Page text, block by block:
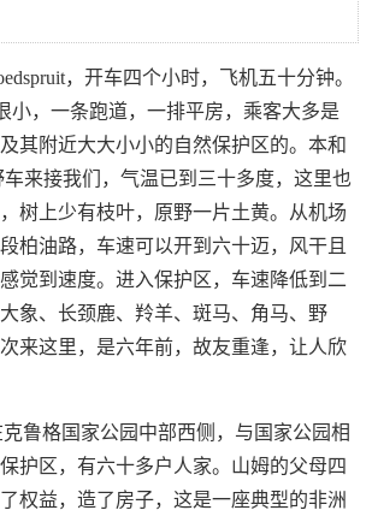
，开车四个小时，飞机五十分钟。
小，一条跑道，一排平房，乘客大多是
其附近大大小小的自然保护区的。本和
来接我们，气温已到三十多度，这里也
树上少有枝叶，原野一片土黄。从机场
柏油路，车速可以开到六十迈，风干且
觉到速度。进入保护区，车速降低到二
象、长颈鹿、羚羊、斑马、角马、野
来这里，是六年前，故友重逢，让人欣
鲁格国家公园中部西侧，与国家公园相
护区，有六十多户人家。山姆的父母四
权益，造了房子，这是一座典型的非洲